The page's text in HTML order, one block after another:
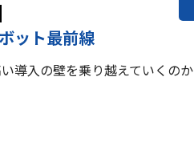
ット最前線
導入の壁を乗り越えていくのか